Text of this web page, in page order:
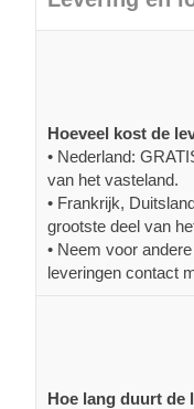
Hoeveel kost de
• Nederland:
van het vasteland.
• Frankrijk,
grootste deel van
• Neem voor
leveringen contact
Hoe lang duurt de